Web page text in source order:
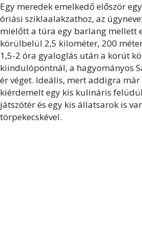
Egy meredek emelkedő először
óriási sziklaalakzathoz, az
mielőtt a túra egy barlang mellett
körülbelül 2,5 kilométer, 200
1,5-2 óra gyaloglás után a körút
kiindulópontnál, a hagyományos
ér véget. Ideális, mert addigra
kiérdemelt egy kis kulináris
játszótér és egy kis állatsarok is
törpekecskével.